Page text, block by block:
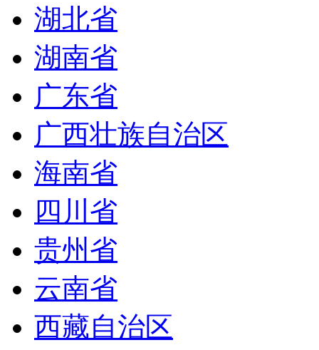
湖北省
湖南省
广东省
广西壮族自治区
海南省
四川省
贵州省
云南省
西藏自治区